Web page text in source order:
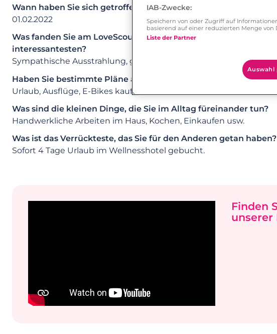
Wann haben Sie sich getroffen?
01.02.2022
Was fanden Sie am LoveScout24-Profil Ihres Partners/Ihrer
interessantesten?
Sympathische Ausstrahlung, gleiche Interessen, großer und
Haben Sie bestimmte Pläne als Paar (Ferien, gemeinsame
Urlaub, Ausflüge, E-Bikes kaufen.
Was sind die kleinen Dinge, die Sie im Alltag füreinander tun?
Handwerkliche Arbeiten im Haus, Kochen, Einkaufen usw.
Was ist das Verrückteste, das Sie für den Anderen getan haben?
Sofort 4 Tage Urlaub im Wellnesshotel gebucht.
Finden
unserer
IAB-Zwecke:
Speichern von oder Zugriff auf
basierend auf einer reduzierten Menge
Liste der Partner
Auswahl